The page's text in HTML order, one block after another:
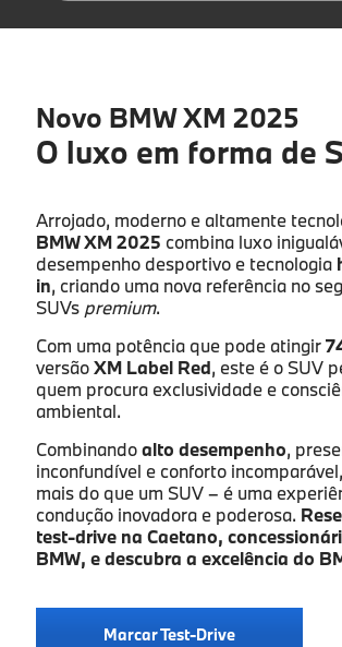
Nome próprio*
Apelido*
Endereço de e-mail
Concessionário Caetano*
- Selecione um concessionário -
Aceito a política de privacidade de
Novo BMW XM 2025
O luxo em forma de
Arrojado, moderno e altamente
BMW XM 2025 combina luxo
desempenho desportivo e tecnologia
in, criando uma nova referência no
SUVs premium.
Com uma potência que pode atingir
versãoXM Label Red, este é o SUV
quem procura exclusividade e
ambiental.
Combinandoalto desempenho,
inconfundível e conforto
mais do que um SUV – é uma
condução inovadora e poderosa.
test-drive na Caetano,
BMW, e descubra a excelência do
Marcar Test-Drive